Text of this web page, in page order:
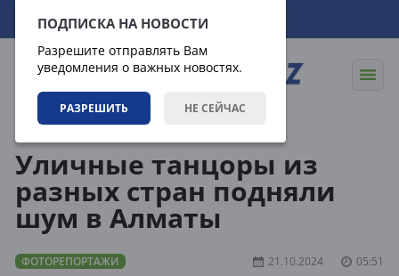
ПОДПИСКА НА НОВОСТИ
Разрешите отправлять Вам
уведомления о важных новостях.
РАЗРЕШИТЬ НЕ СЕЙЧАС
09.08.2026 13:39:00
Уличные танцоры из
разных стран подняли
шум в Алматы
ФОТОРЕПОРТАЖИ 21.10.2024 05:51